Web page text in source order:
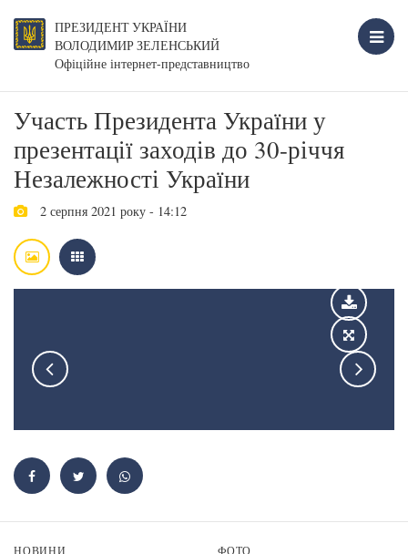
ПРЕЗИДЕНТ УКРАЇНИ
ВОЛОДИМИР ЗЕЛЕНСЬКИЙ
Офіційне інтернет-представництво
Участь Президента України у
презентації заходів до 30-річчя
Незалежності України
2 серпня 2021 року - 14:12
НОВИНИ ФОТО